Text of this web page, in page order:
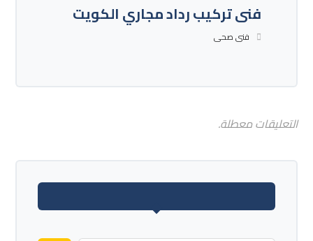
فنى تركيب رداد مجاري الكويت
فنى صحى
التعليقات معطلة.